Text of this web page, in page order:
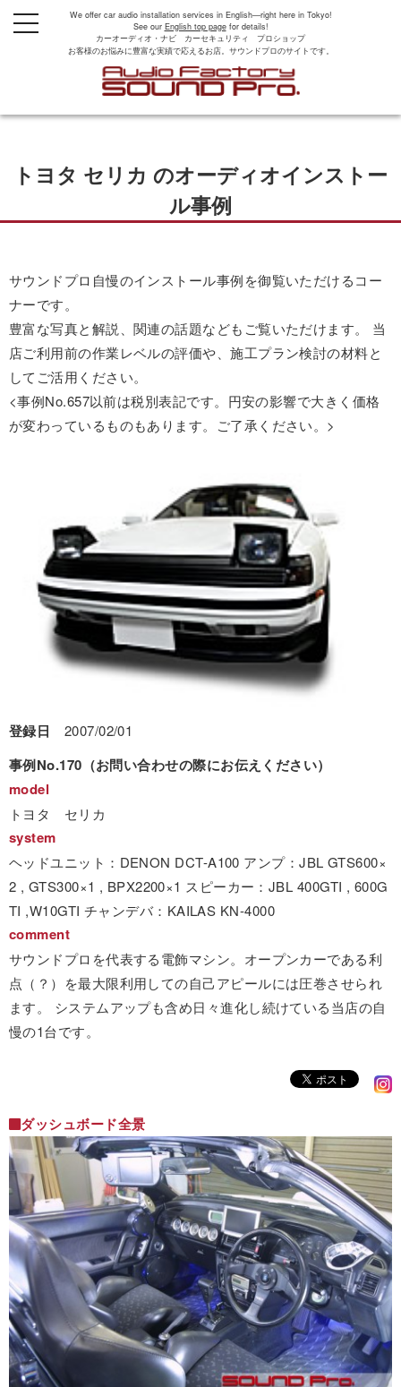
We offer car audio installation services in English—right here in Tokyo!
See our English top pagefor details!
カーオーディオ・ナビ カーセキュリティ プロショップ
お客様のお悩みに豊富な実績で応えるお店。サウンドプロのサイトです。
t
o
a
t
n
トヨタ セリカ のオーディオインストー
ル事例
サウンドプロ自慢のインストール事例を御覧いただけるコー
ナーです。
豊富な写真と解説、関連の話題などもご覧いただけます。 当
店ご利用前の作業レベルの評価や、施工プラン検討の材料と
してご活用ください。
<事例No.657以前は税別表記です。円安の影響で大きく価格
が変わっているものもあります。ご了承ください。>
登録日 2007/02/01
事例No.170（お問い合わせの際にお伝えください）
model
トヨタ セリカ
system
ヘッドユニット：DENON DCT-A100 アンプ：JBL GTS600×
2 , GTS300×1 , BPX2200×1 スピーカー：JBL 400GTI , 600G
TI ,W10GTI チャンデバ：KAILAS KN-4000
comment
サウンドプロを代表する電飾マシン。オープンカーである利
点（？）を最大限利用しての自己アピールには圧巻させられ
ます。 システムアップも含め日々進化し続けている当店の自
慢の1台です。
ダッシュボード全景